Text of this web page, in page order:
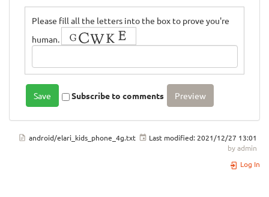
Please fill all the letters into the box to prove you're
human.
Subscribe to comments
android/elari_kids_phone_4g.txt Last modified:2021/12/27 13:01
byadmin
Log In